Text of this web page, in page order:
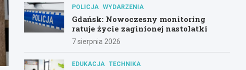
POLICJA WYDARZENIA
Gdańsk: Nowoczesny monitoring
ratuje życie zaginionej nastolatki
7 sierpnia 2026
EDUKACJA TECHNIKA